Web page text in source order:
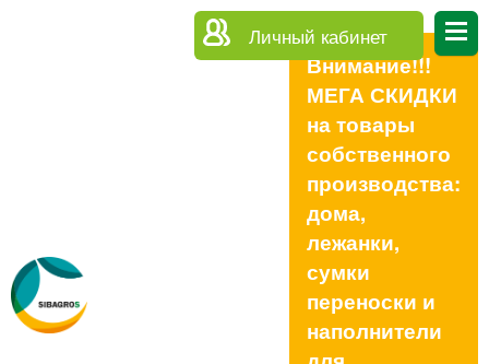
Личный кабинет
Внимание!!!
МЕГА СКИДКИ
на товары
собственного
производства:
дома,
лежанки,
сумки
переноски и
наполнители